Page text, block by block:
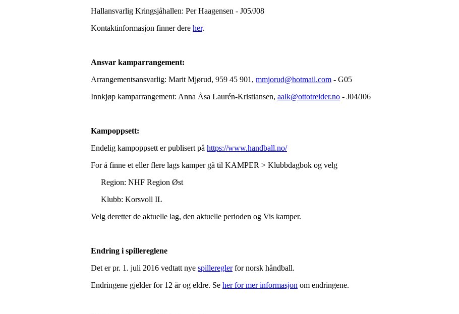
Hallansvarlig Kringsjåhallen: Per Haagensen - J05/J08
Kontaktinformasjon finner dere her.
Ansvar kamparrangement:
Arrangementsansvarlig: Marit Mjørud, 959 45 901, mmjorud@hotmail.com - G05
Innkjøp kamparrangement: Anna Åsa Laurén-Kristiansen, aalk@ottotreider.no - J04/J06
Kampoppsett:
Endelig kampoppsett er publisert på https://www.handball.no/
For å finne et eller flere lags kamper gå til KAMPER > Klubbdagbok og velg
Region: NHF Region Øst
Klubb: Korsvoll IL
Velg deretter de aktuelle lag, den aktuelle perioden og Vis kamper.
Endring i spillereglene
Det er pr. 1. juli 2016 vedtatt nye spillereglerfor norsk håndball.
Endringene gjelder for 12 år og eldre. Se her for mer informasjon om endringene.